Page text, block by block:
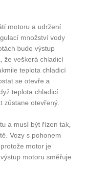
motoru a udržení
množství vody
bude výstup
že veškerá chladicí
teplota chladicí
se otevře a
teplota chladicí
zůstane otevřený.
a musí být řízen tak,
Vozy s pohonem
motor je
motoru směřuje